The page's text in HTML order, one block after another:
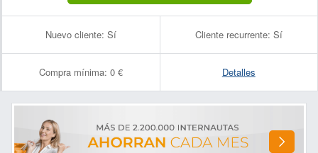
Nuevo cliente: Sí Cliente recurrente: Sí
Compra mínima: 0 € Detalles